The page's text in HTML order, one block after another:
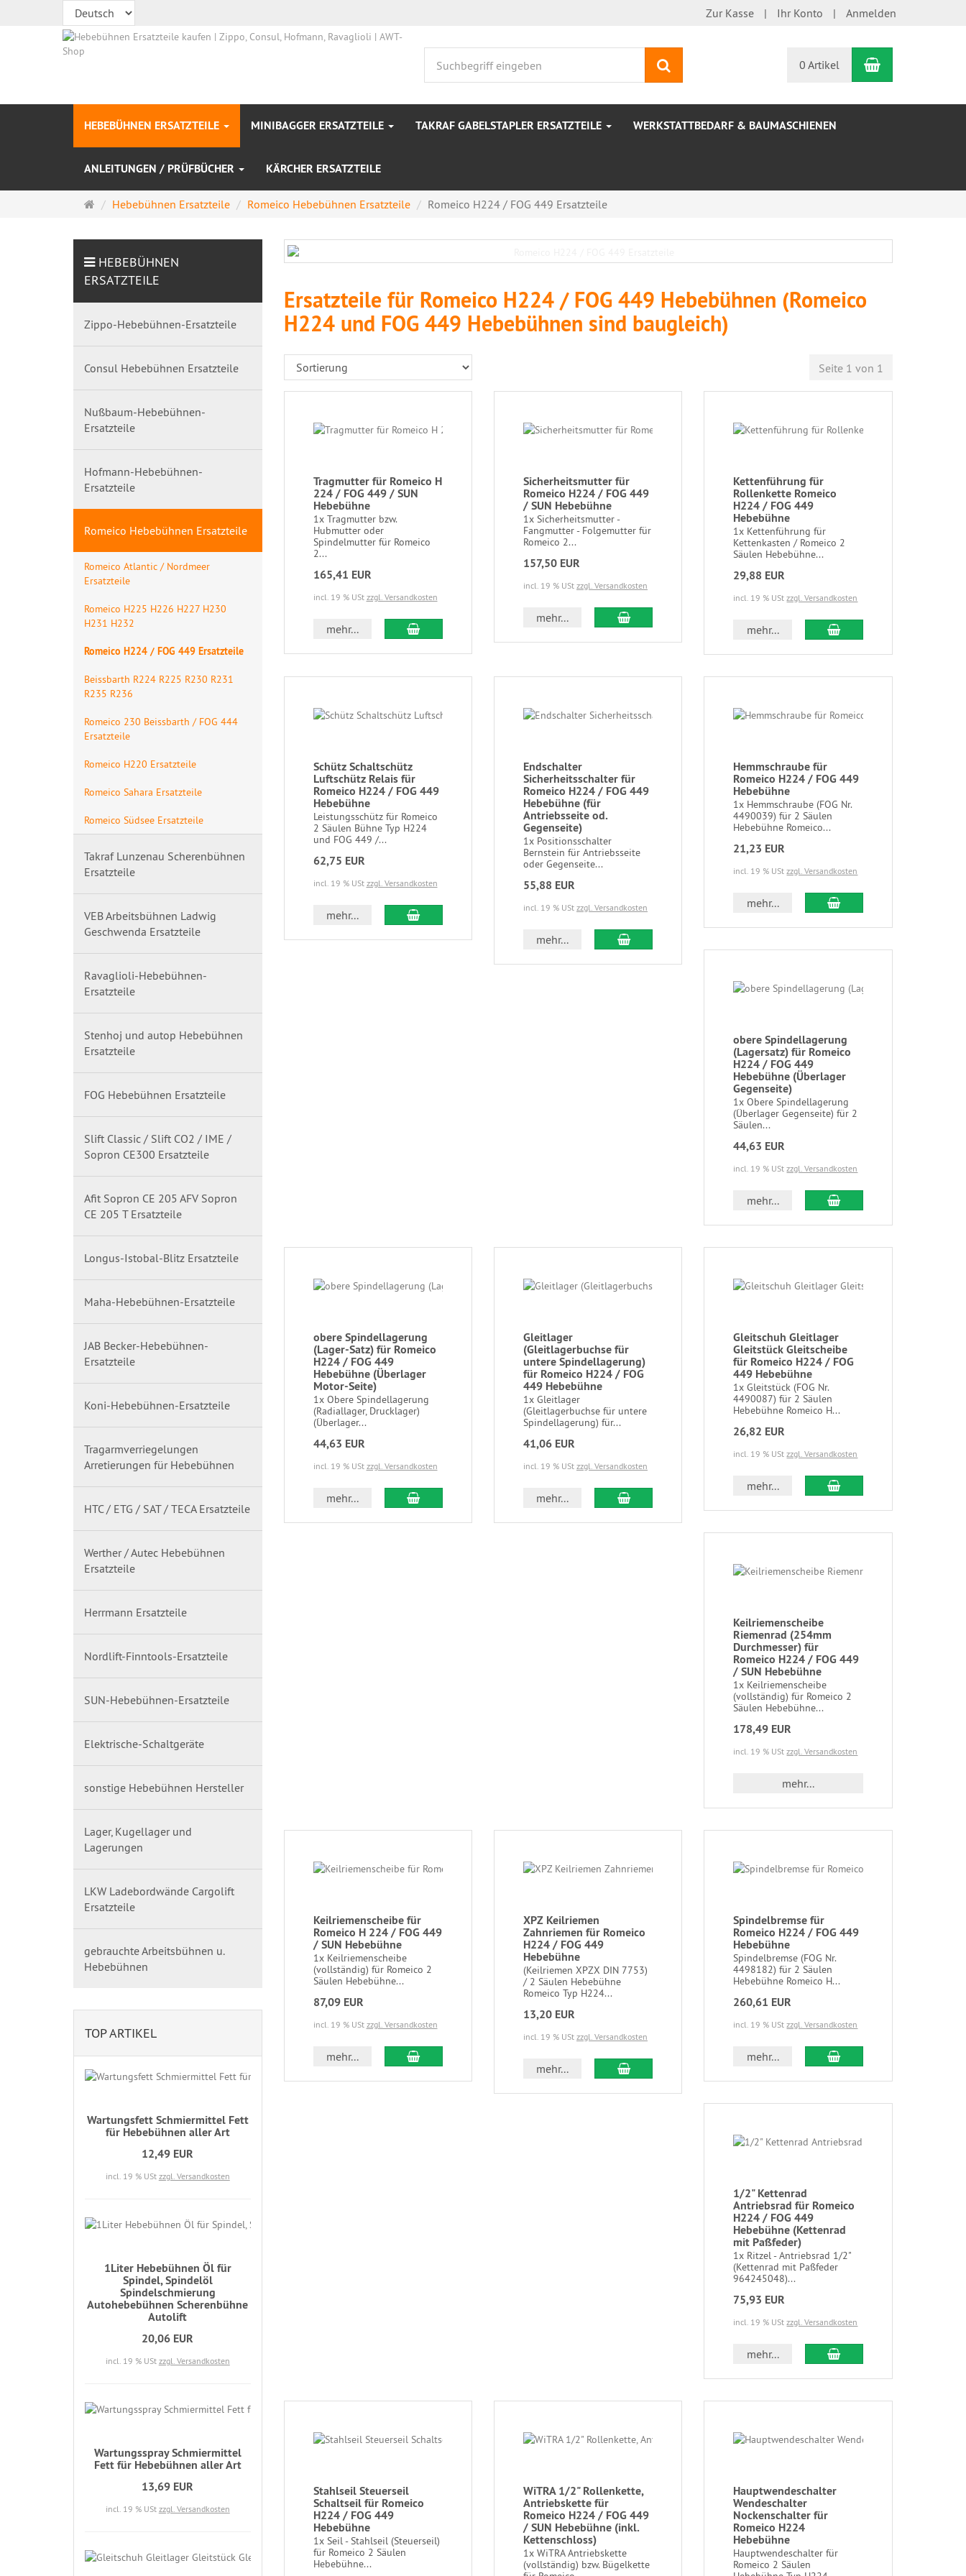
Zur Kasse Ihr Konto Anmelden
0 Artikel Warenkorb
HEBEBÜHNEN ERSATZTEILE MINIBAGGER ERSATZTEILE TAKRAF GABELSTAPLER ERSATZTEILE WERKSTATTBEDARF & BAUMASCHIENEN
ANLEITUNGEN / PRÜFBÜCHER KÄRCHER ERSATZTEILE
Startseite
Hebebühnen Ersatzteile Romeico Hebebühnen Ersatzteile Romeico H224 / FOG 449 Ersatzteile
Ersatzteile für Romeico H224 / FOG 449 Hebebühnen (Romeico
H224 und FOG 449 Hebebühnen sind baugleich)
Seite 1 von 1
Tragmutter für Romeico H
224 / FOG 449 / SUN
Hebebühne
1x Tragmutter bzw.
Hubmutter oder
Spindelmutter für Romeico
2...
165,41 EUR
incl. 19 % USt zzgl. Versandkosten
mehr...
Sicherheitsmutter für
Romeico H224 / FOG 449
/ SUN Hebebühne
1x Sicherheitsmutter -
Fangmutter - Folgemutter für
Romeico 2...
157,50 EUR
incl. 19 % USt zzgl. Versandkosten
mehr...
Kettenführung für
Rollenkette Romeico
H224 / FOG 449
Hebebühne
1x Kettenführung für
Kettenkasten / Romeico 2
Säulen Hebebühne...
29,88 EUR
incl. 19 % UStzzgl. Versandkosten
mehr...
Schütz Schaltschütz
Luftschütz Relais für
Romeico H224 / FOG 449
Hebebühne
Leistungsschütz für Romeico
2 Säulen Bühne Typ H224
und FOG 449 /...
62,75 EUR
incl. 19 % USt zzgl. Versandkosten
mehr...
Endschalter
Sicherheitsschalter für
Romeico H224 / FOG 449
Hebebühne (für
Antriebsseite od.
Gegenseite)
1x Positionsschalter
Bernstein für Antriebsseite
oder Gegenseite...
55,88 EUR
incl. 19 % USt zzgl. Versandkosten
mehr...
Hemmschraube für
Romeico H224 / FOG 449
Hebebühne
1x Hemmschraube (FOG Nr.
4490039) für 2 Säulen
Hebebühne Romeico...
21,23 EUR
incl. 19 % UStzzgl. Versandkosten
mehr...
obere Spindellagerung
(Lagersatz) für Romeico
H224 / FOG 449
Hebebühne (Überlager
Gegenseite)
1x Obere Spindellagerung
(Überlager Gegenseite) für 2
Säulen...
44,63 EUR
incl. 19 % UStzzgl. Versandkosten
mehr...
obere Spindellagerung
(Lager-Satz) für Romeico
H224 / FOG 449
Hebebühne (Überlager
Motor-Seite)
1x Obere Spindellagerung
(Radiallager, Drucklager)
(Überlager...
44,63 EUR
incl. 19 % USt zzgl. Versandkosten
mehr...
Gleitlager
(Gleitlagerbuchse für
untere Spindellagerung)
für Romeico H224 / FOG
449 Hebebühne
1x Gleitlager
(Gleitlagerbuchse für untere
Spindellagerung) für...
41,06 EUR
incl. 19 % USt zzgl. Versandkosten
mehr...
Gleitschuh Gleitlager
Gleitstück Gleitscheibe
für Romeico H224 / FOG
449 Hebebühne
1x Gleitstück (FOG Nr.
4490087) für 2 Säulen
Hebebühne Romeico H...
26,82 EUR
incl. 19 % UStzzgl. Versandkosten
mehr...
Keilriemenscheibe
Riemenrad (254mm
Durchmesser) für
Romeico H224 / FOG 449
/ SUN Hebebühne
1x Keilriemenscheibe
(vollständig) für Romeico 2
Säulen Hebebühne...
178,49 EUR
incl. 19 % UStzzgl. Versandkosten
mehr...
Keilriemenscheibe für
Romeico H 224 / FOG 449
/ SUN Hebebühne
1x Keilriemenscheibe
(vollständig) für Romeico 2
Säulen Hebebühne...
87,09 EUR
incl. 19 % USt zzgl. Versandkosten
mehr...
XPZ Keilriemen
Zahnriemen für Romeico
H224 / FOG 449
Hebebühne
(Keilriemen XPZX DIN 7753)
/ 2 Säulen Hebebühne
Romeico Typ H224...
13,20 EUR
incl. 19 % USt zzgl. Versandkosten
mehr...
Spindelbremse für
Romeico H224 / FOG 449
Hebebühne
Spindelbremse (FOG Nr.
4498182) für 2 Säulen
Hebebühne Romeico H...
260,61 EUR
incl. 19 % UStzzgl. Versandkosten
mehr...
1/2" Kettenrad
Antriebsrad für Romeico
H224 / FOG 449
Hebebühne (Kettenrad
mit Paßfeder)
1x Ritzel - Antriebsrad 1/2"
(Kettenrad mit Paßfeder
964245048)...
75,93 EUR
incl. 19 % UStzzgl. Versandkosten
mehr...
Stahlseil Steuerseil
Schaltseil für Romeico
H224 / FOG 449
Hebebühne
1x Seil - Stahlseil (Steuerseil)
für Romeico 2 Säulen
Hebebühne...
WiTRA 1/2" Rollenkette,
Antriebskette für
Romeico H224 / FOG 449
/ SUN Hebebühne (inkl.
Kettenschloss)
1x WiTRA Antriebskette
(vollständig) bzw. Bügelkette
Hauptwendeschalter
Wendeschalter
Nockenschalter für
Romeico H224
Hebebühne
Hauptwendeschalter für
Romeico 2 Säulen
HEBEBÜHNEN
ERSATZTEILE
Zippo-Hebebühnen-Ersatzteile
Consul Hebebühnen Ersatzteile
Nußbaum-Hebebühnen-
Ersatzteile
Hofmann-Hebebühnen-
Ersatzteile
Romeico Hebebühnen Ersatzteile
Romeico Atlantic / Nordmeer
Ersatzteile
Romeico H225 H226 H227 H230
H231 H232
Romeico H224 / FOG 449 Ersatzteile
Beissbarth R224 R225 R230 R231
R235 R236
Romeico 230 Beissbarth / FOG 444
Ersatzteile
Romeico H220 Ersatzteile
Romeico Sahara Ersatzteile
Romeico Südsee Ersatzteile
Takraf Lunzenau Scherenbühnen
Ersatzteile
VEB Arbeitsbühnen Ladwig
Geschwenda Ersatzteile
Ravaglioli-Hebebühnen-
Ersatzteile
Stenhoj und autop Hebebühnen
Ersatzteile
FOG Hebebühnen Ersatzteile
Slift Classic / Slift CO2 / IME /
Sopron CE300 Ersatzteile
Afit Sopron CE 205 AFV Sopron
CE 205 T Ersatzteile
Longus-Istobal-Blitz Ersatzteile
Maha-Hebebühnen-Ersatzteile
JAB Becker-Hebebühnen-
Ersatzteile
Koni-Hebebühnen-Ersatzteile
Tragarmverriegelungen
Arretierungen für Hebebühnen
HTC / ETG / SAT / TECA Ersatzteile
Werther / Autec Hebebühnen
Ersatzteile
Herrmann Ersatzteile
Nordlift-Finntools-Ersatzteile
SUN-Hebebühnen-Ersatzteile
Elektrische-Schaltgeräte
sonstige Hebebühnen Hersteller
Lager, Kugellager und
Lagerungen
LKW Ladebordwände Cargolift
Ersatzteile
gebrauchte Arbeitsbühnen u.
Hebebühnen
TOP ARTIKEL
Wartungsfett Schmiermittel Fett
für Hebebühnen aller Art
12,49 EUR
incl. 19 % USt zzgl. Versandkosten
1Liter Hebebühnen Öl für
Spindel, Spindelöl
Spindelschmierung
Autohebebühnen Scherenbühne
Autolift
20,06 EUR
incl. 19 % USt zzgl. Versandkosten
Wartungsspray Schmiermittel
Fett für Hebebühnen aller Art
13,69 EUR
incl. 19 % USt zzgl. Versandkosten